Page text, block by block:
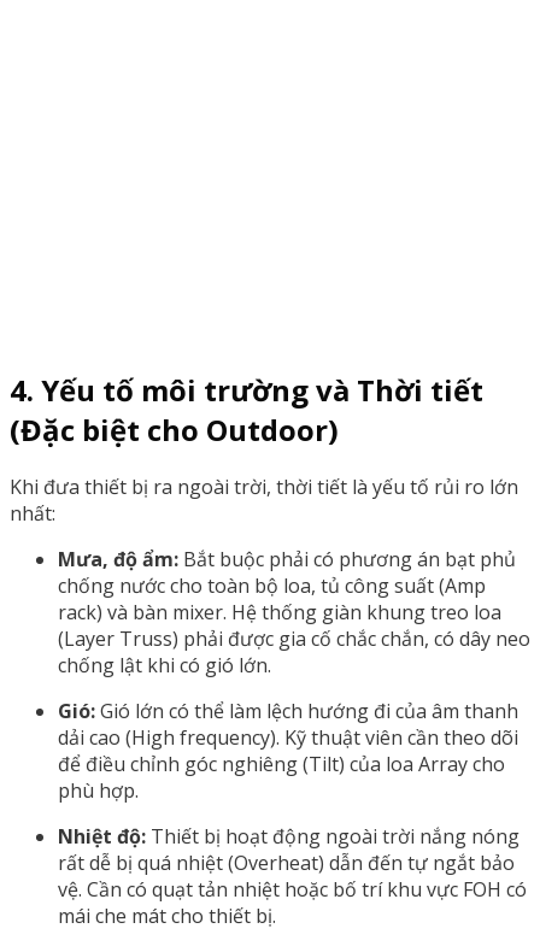
4. Yếu tố môi trường và Thời tiết
(Đặc biệt cho Outdoor)
Khi đưa thiết bị ra ngoài trời, thời tiết là yếu tố rủi ro lớn
nhất:
Mưa, độ ẩm: Bắt buộc phải có phương án bạt phủ
chống nước cho toàn bộ loa, tủ công suất (Amp
rack) và bàn mixer. Hệ thống giàn khung treo loa
(Layer Truss) phải được gia cố chắc chắn, có dây neo
chống lật khi có gió lớn.
Gió:Gió lớn có thể làm lệch hướng đi của âm thanh
dải cao (High frequency). Kỹ thuật viên cần theo dõi
để điều chỉnh góc nghiêng (Tilt) của loa Array cho
phù hợp.
Nhiệt độ: Thiết bị hoạt động ngoài trời nắng nóng
rất dễ bị quá nhiệt (Overheat) dẫn đến tự ngắt bảo
vệ. Cần có quạt tản nhiệt hoặc bố trí khu vực FOH có
mái che mát cho thiết bị.